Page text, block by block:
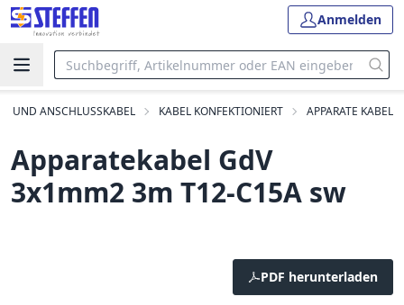
Anmelden
UND ANSCHLUSSKABEL KABEL KONFEKTIONIERT APPARATE KABEL
Apparatekabel GdV
3x1mm2 3m T12-C15A sw
PDF herunterladen